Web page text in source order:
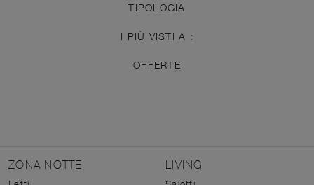
TIPOLOGIA
I PIÙ VISTI A :
OFFERTE
ZONA NOTTE LIVING